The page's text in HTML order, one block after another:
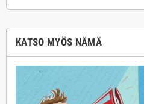
KATSO MYÖS NÄMÄ